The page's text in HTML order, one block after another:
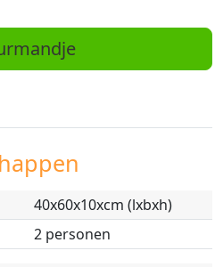
40x60x10xcm (lxbxh)
2 personen